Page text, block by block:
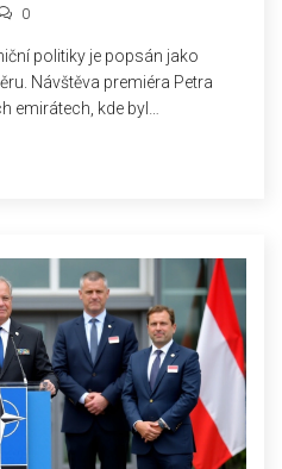
0
politiky je popsán jako
Návštěva premiéra Petra
emirátech, kde byl
Vláda selhává v